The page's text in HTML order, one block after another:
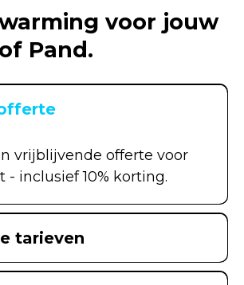
voor jouw
Pand.
vrijblijvende offerte voor
- inclusief 10% korting.
tarieven